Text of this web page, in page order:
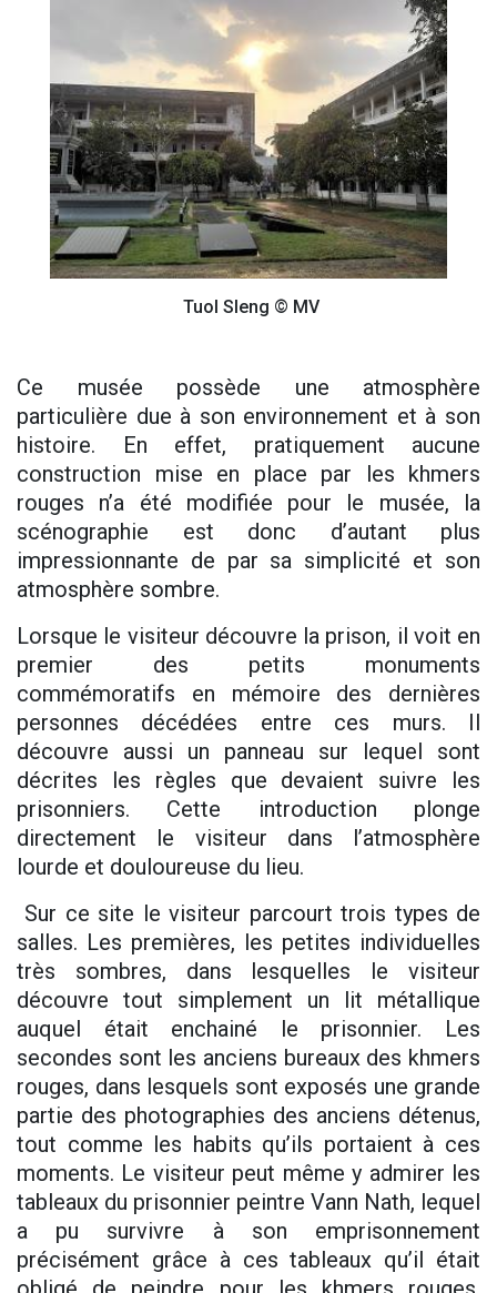
Tuol Sleng © MV
Ce musée possède une atmosphère
particulière due à son environnement et à son
histoire. En effet, pratiquement aucune
construction mise en place par les khmers
rouges n’a été modifiée pour le musée, la
scénographie est donc d’autant plus
impressionnante de par sa simplicité et son
atmosphère sombre.
Lorsque le visiteur découvre la prison, il voit en
premier des petits monuments
commémoratifs en mémoire des dernières
personnes décédées entre ces murs. Il
découvre aussi un panneau sur lequel sont
décrites les règles que devaient suivre les
prisonniers. Cette introduction plonge
directement le visiteur dans l’atmosphère
lourde et douloureuse du lieu.
Sur ce site le visiteur parcourt trois types de
salles. Les premières, les petites individuelles
très sombres, dans lesquelles le visiteur
découvre tout simplement un lit métallique
auquel était enchainé le prisonnier. Les
secondes sont les anciens bureaux des khmers
rouges, dans lesquels sont exposés une grande
partie des photographies des anciens détenus,
tout comme les habits qu’ils portaient à ces
moments. Le visiteur peut même y admirer les
tableaux du prisonnier peintre Vann Nath, lequel
a pu survivre à son emprisonnement
précisément grâce à ces tableaux qu’il était